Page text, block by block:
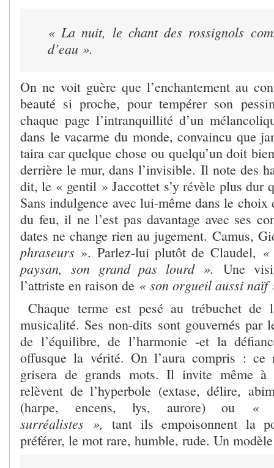
« La nuit, le chant des rossignols
d’eau ».
On ne voit guère que l’enchantement au
beauté si proche, pour tempérer son
chaque page l’intranquillité d’un
dans le vacarme du monde, convaincu que
taira car quelque chose ou quelqu’un doit
derrière le mur, dans l’invisible. Il note des
dit, le « gentil » Jaccottet s’y révèle plus dur
Sans indulgence avec lui-même dans le choix
du feu, il ne l’est pas davantage avec ses
dates ne change rien au jugement. Camus,
phraseurs ». Parlez-lui plutôt de Claudel, «
paysan, son grand pas lourd ». Une
l’attriste en raison de « son orgueil aussi naïf
Chaque terme est pesé au trébuchet de
musicalité. Ses non-dits sont gouvernés par
de l’équilibre, de l’harmonie -et la
offusque la vérité. On l’aura compris : ce
grisera de grands mots. Il invite même à
relèvent de l’hyperbole (extase, délire,
(harpe, encens, lys, aurore) ou «
surréalistes », tant ils empoisonnent la
préférer, le mot rare, humble, rude. Un